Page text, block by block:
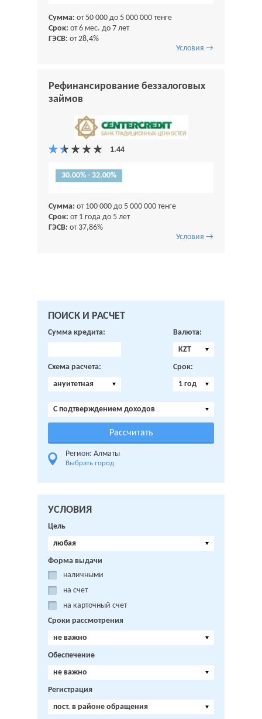
Сумма: от 50 000 до 5 000 000 тенге
Срок: от 6 мес. до 7 лет
ГЭСВ: от 28,4%
Условия →
Рефинансирование беззалоговых
займов
30.00% - 32.00%
Сумма: от 100 000 до 5 000 000 тенге
Срок: от 1 года до 5 лет
ГЭСВ: от 37,86%
Условия →
ПОИСК И РАСЧЕТ
Сумма кредита:
Валюта:
KZT
Схема расчета:
ануитетная
Срок:
1 год
C подтверждением доходов
Регион: Алматы
Выбрать город
УСЛОВИЯ
Цель
любая
Форма выдачи
наличными
на счет
на карточный счет
Сроки рассмотрения
не важно
Обеспечение
не важно
Регистрация
пост. в районе обращения